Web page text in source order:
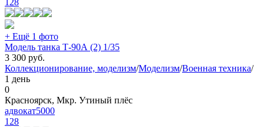
128
+ Ещё 1 фото
Модель танка Т-90А (2) 1/35
3 300 руб.
Коллекционирование, моделизм/Моделизм/Военная техника/
1 день
0
Красноярск, Мкр. Утиный плёс
адвокат5000
128